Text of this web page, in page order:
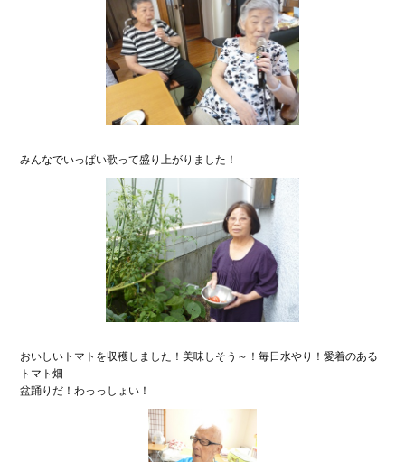
みんなでいっぱい歌って盛り上がりました！
おいしいトマトを収穫しました！美味しそう～！毎日水やり！愛着のある
トマト畑
盆踊りだ！わっっしょい！